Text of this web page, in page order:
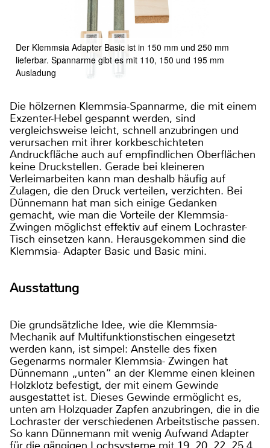
Der Klemmsia Adapter Basic ist in 150 mm und 250 mm
lieferbar. Spannarme gibt es mit 110, 150 und 195 mm
Ausladung
Die hölzernen Klemmsia-Spannarme, die mit einem
Exzenter-Hebel gespannt werden, sind
vergleichsweise leicht, schnell anzubringen und
verursachen mit ihrer korkbeschichteten
Andruckfläche auch auf empfindlichen Oberflächen
keine Druckstellen. Gerade bei kleineren
Verleimarbeiten kann man deshalb häufig auf
Zulagen, die den Druck verteilen, verzichten. Bei
Dünnemann hat man sich einige Gedanken
gemacht, wie man die Vorteile der Klemmsia-
Zwingen möglichst effektiv auf einem Lochraster-
Tisch einsetzen kann. Herausgekommen sind die
Klemmsia- Adapter Basic und Basic mini.
Ausstattung
Die grundsätzliche Idee, wie die Klemmsia-
Mechanik auf Multifunktionstischen eingesetzt
werden kann, ist simpel: Anstelle des fixen
Gegenarms normaler Klemmsia- Zwingen hat
Dünnemann „unten“ an der Klemme einen kleinen
Holzklotz befestigt, der mit einem Gewinde
ausgestattet ist. Dieses Gewinde ermöglicht es,
unten am Holzquader Zapfen anzubringen, die in die
Lochraster der verschiedenen Arbeitstische passen.
So kann Dünnemann mit wenig Aufwand Adapter